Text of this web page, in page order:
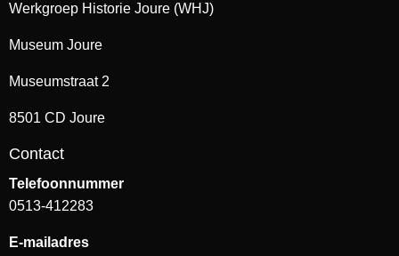
Werkgroep Historie Joure (WHJ)
Museum Joure
Museumstraat 2
8501 CD Joure
Contact
Telefoonnummer
0513-412283
E-mailadres